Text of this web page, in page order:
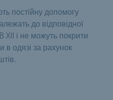
постійну допомогу
до відповідної
XII і не можуть покрити
в одязі за рахунок